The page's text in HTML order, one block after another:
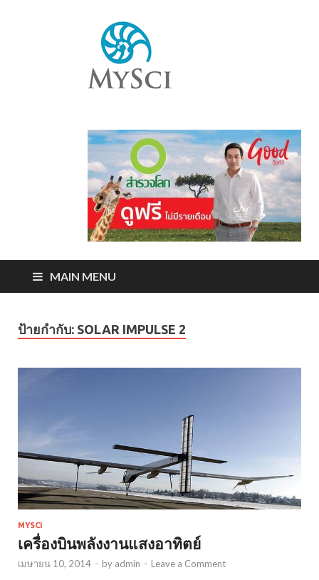
MAIN MENU
ป้ายกำกับ: SOLAR IMPULSE 2
MYSCI
เครื่องบินพลังงานแสงอาทิตย์
เมษายน 10, 2014 - by admin - Leave a Comment